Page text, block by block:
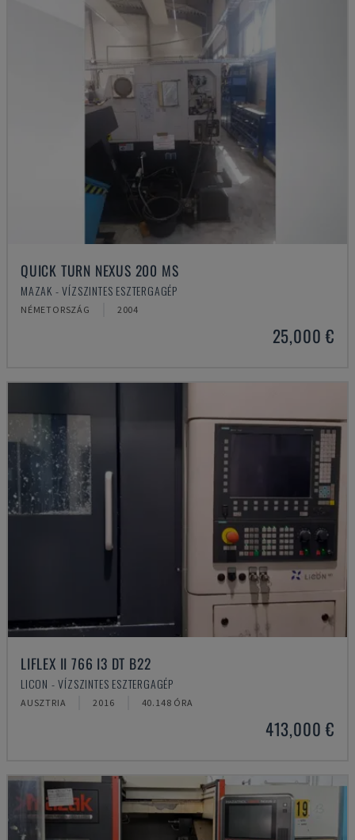
QUICK TURN NEXUS 200 MS
MAZAK - VÍZSZINTES ESZTERGAGÉP
NÉMETORSZÁG 2004
25,000 €
LIFLEX II 766 I3 DT B22
LICON - VÍZSZINTES ESZTERGAGÉP
AUSZTRIA 2016 40.148 ÓRA
413,000 €